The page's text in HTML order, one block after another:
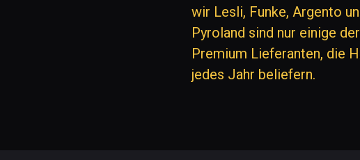
wir Lesli, Funke, Argento
Pyroland sind nur einige der
Premium Lieferanten, die
jedes Jahr beliefern.